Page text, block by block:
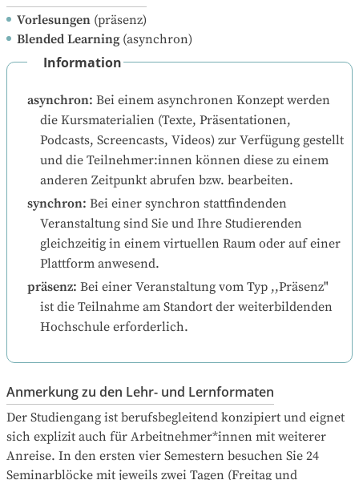
Vorlesungen (präsenz)
Blended Learning(asynchron)
Information
asynchron: Bei einem asynchronen Konzept werden
die Kursmaterialien (Texte, Präsentationen,
Podcasts, Screencasts, Videos) zur Verfügung gestellt
und die Teilnehmer:innen können diese zu einem
anderen Zeitpunkt abrufen bzw. bearbeiten.
synchron: Bei einer synchron stattfindenden
Veranstaltung sind Sie und Ihre Studierenden
gleichzeitig in einem virtuellen Raum oder auf einer
Plattform anwesend.
präsenz: Bei einer Veranstaltung vom Typ ,,Präsenz"
ist die Teilnahme am Standort der weiterbildenden
Hochschule erforderlich.
Anmerkung zu den Lehr- und Lernformaten
Der Studiengang ist berufsbegleitend konzipiert und eignet
sich explizit auch für Arbeitnehmer*innen mit weiterer
Anreise. In den ersten vier Semestern besuchen Sie 24
Seminarblöcke mit jeweils zwei Tagen (Freitag und